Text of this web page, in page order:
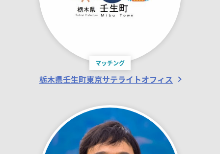
マッチング
栃木県壬生町東京サテライトオフィス